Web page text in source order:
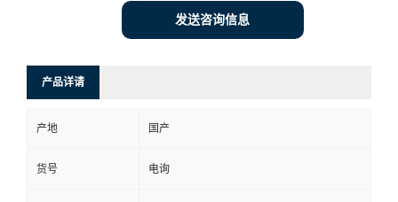
发送咨询信息
产品详请
产地 国产
货号 电询